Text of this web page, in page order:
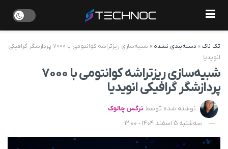
تک ناک» دسته‌بندی نشده »
شبیه‌سازی ریزتراشه کوانتومی با ۷۰۰۰ پردازشگر گرافیکی
انویدیا
شبیه‌سازی ریزتراشه کوانتومی با ۷۰۰۰
پردازشگر گرافیکی انویدیا
نوشته شده توسط نرگس چالوک
سه‌شنبه 5 اسفند 1404 - 12:00